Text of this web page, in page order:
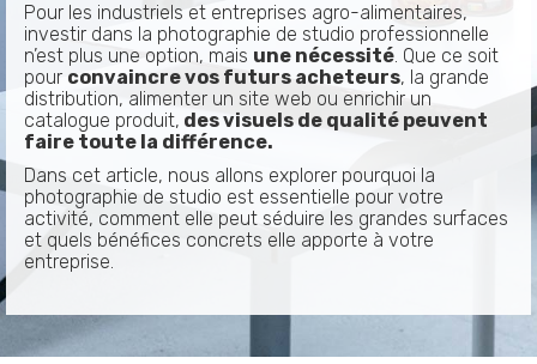
Pour les industriels et entreprises agro-alimentaires,
investir dans la photographie de studio professionnelle
n’est plus une option, mais une nécessité. Que ce soit
pour convaincre vos futurs acheteurs, la grande
distribution, alimenter un site web ou enrichir un
catalogue produit, des visuels de qualité peuvent
faire toute la différence.
Dans cet article, nous allons explorer pourquoi la
photographie de studio est essentielle pour votre
activité, comment elle peut séduire les grandes surfaces
et quels bénéfices concrets elle apporte à votre
entreprise.